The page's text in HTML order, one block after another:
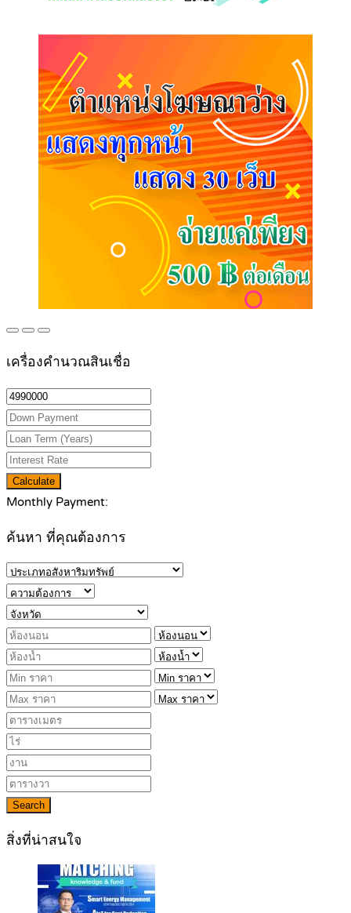
เครื่องคำนวณสินเชื่อ
Calculate
Monthly Payment:
ค้นหา ที่คุณต้องการ
Search
สิ่งที่น่าสนใจ